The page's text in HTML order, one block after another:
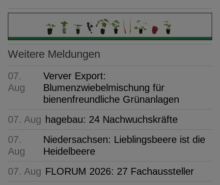
Weitere Meldungen
07.
Aug
Verver Export:
Blumenzwiebelmischung für
bienenfreundliche Grünanlagen
07. Aug hagebau: 24 Nachwuchskräfte
07.
Aug
Niedersachsen: Lieblingsbeere ist die
Heidelbeere
07. Aug FLORUM 2026: 27 Fachaussteller